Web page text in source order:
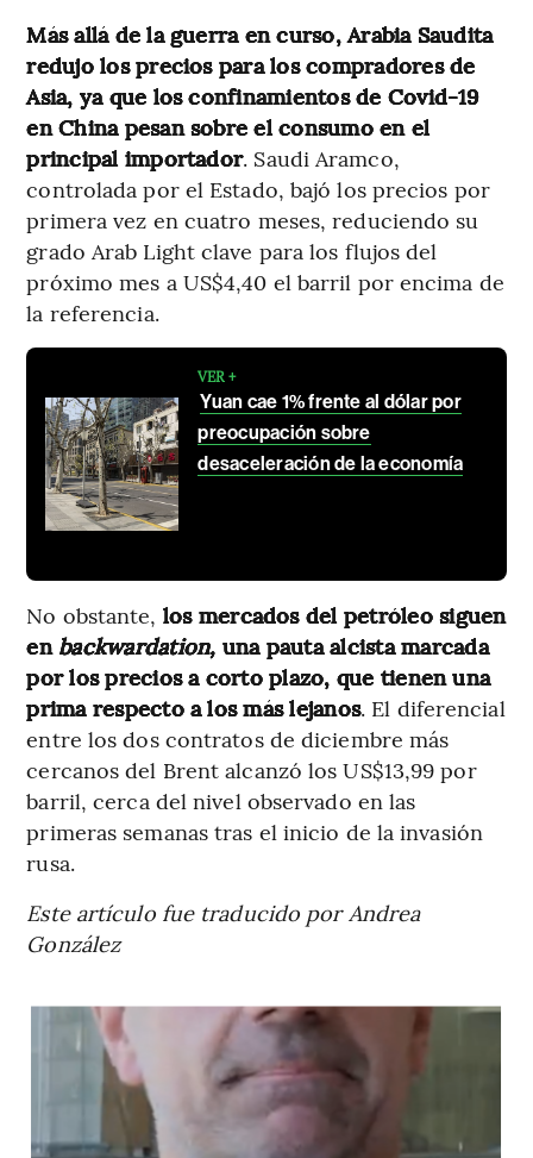
Más allá de la guerra en curso, Arabia Saudita
redujo los precios para los compradores de
Asia, ya que los confinamientos de Covid-19
en China pesan sobre el consumo en el
principal importador. Saudi Aramco,
controlada por el Estado, bajó los precios por
primera vez en cuatro meses, reduciendo su
grado Arab Light clave para los flujos del
próximo mes a US$4,40 el barril por encima de
la referencia.
VER +
Yuan cae 1% frente al dólar por
preocupación sobre
desaceleración de la economía
No obstante, los mercados del petróleo siguen
en backwardation, una pauta alcista marcada
por los precios a corto plazo, que tienen una
prima respecto a los más lejanos. El diferencial
entre los dos contratos de diciembre más
cercanos del Brent alcanzó los US$13,99 por
barril, cerca del nivel observado en las
primeras semanas tras el inicio de la invasión
rusa.
Este artículo fue traducido por Andrea
González